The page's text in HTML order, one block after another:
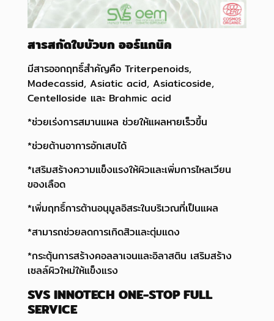
สารสกัดใบบัวบก ออร์แกนิค
มีสารออกฤทธิ์สำคัญคือ Triterpenoids,
Madecassid, Asiatic acid, Asiaticoside,
Centelloside และ Brahmic acid
*ช่วยเร่งการสมานแผล ช่วยให้แผลหายเร็วขึ้น
*ช่วยต้านอาการอักเสบได้
*เสริมสร้างความแข็งแรงให้ผิวและเพิ่มการไหลเวียน
ของเลือด
*เพิ่มฤทธิ์การต้านอนุมูลอิสระในบริเวณที่เป็นแผล
*สามารถช่วยลดการเกิดสิวและตุ่มแดง
*กระตุ้นการสร้างคอลลาเจนและอิลาสติน เสริมสร้าง
เซลล์ผิวใหม่ให้แข็งแรง
SVS INNOTECH ONE-STOP FULL
SERVICE